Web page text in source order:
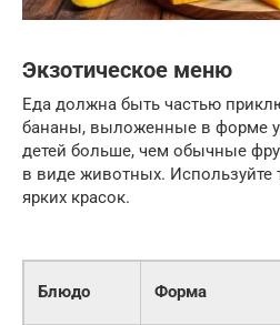
Экзотическое меню
Еда должна быть частью
бананы, выложенные в форме
детей больше, чем обычные
в виде животных. Используйте
ярких красок.
Блюдо Форма